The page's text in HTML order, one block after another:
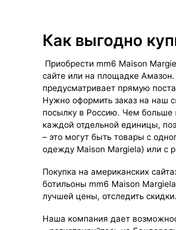
Как выгодно
Приобрести mm6 Maison
сайте или на площадке
предусматривает прямую
Нужно оформить заказ на наш
посылку в Россию. Чем больше
каждой отдельной единицы,
– это могут быть товары с
одежду Maison Margiela) или с
Покупка на американских
ботильоны mm6 Maison
лучшей цены, отследить скидки.
Наша компания дает